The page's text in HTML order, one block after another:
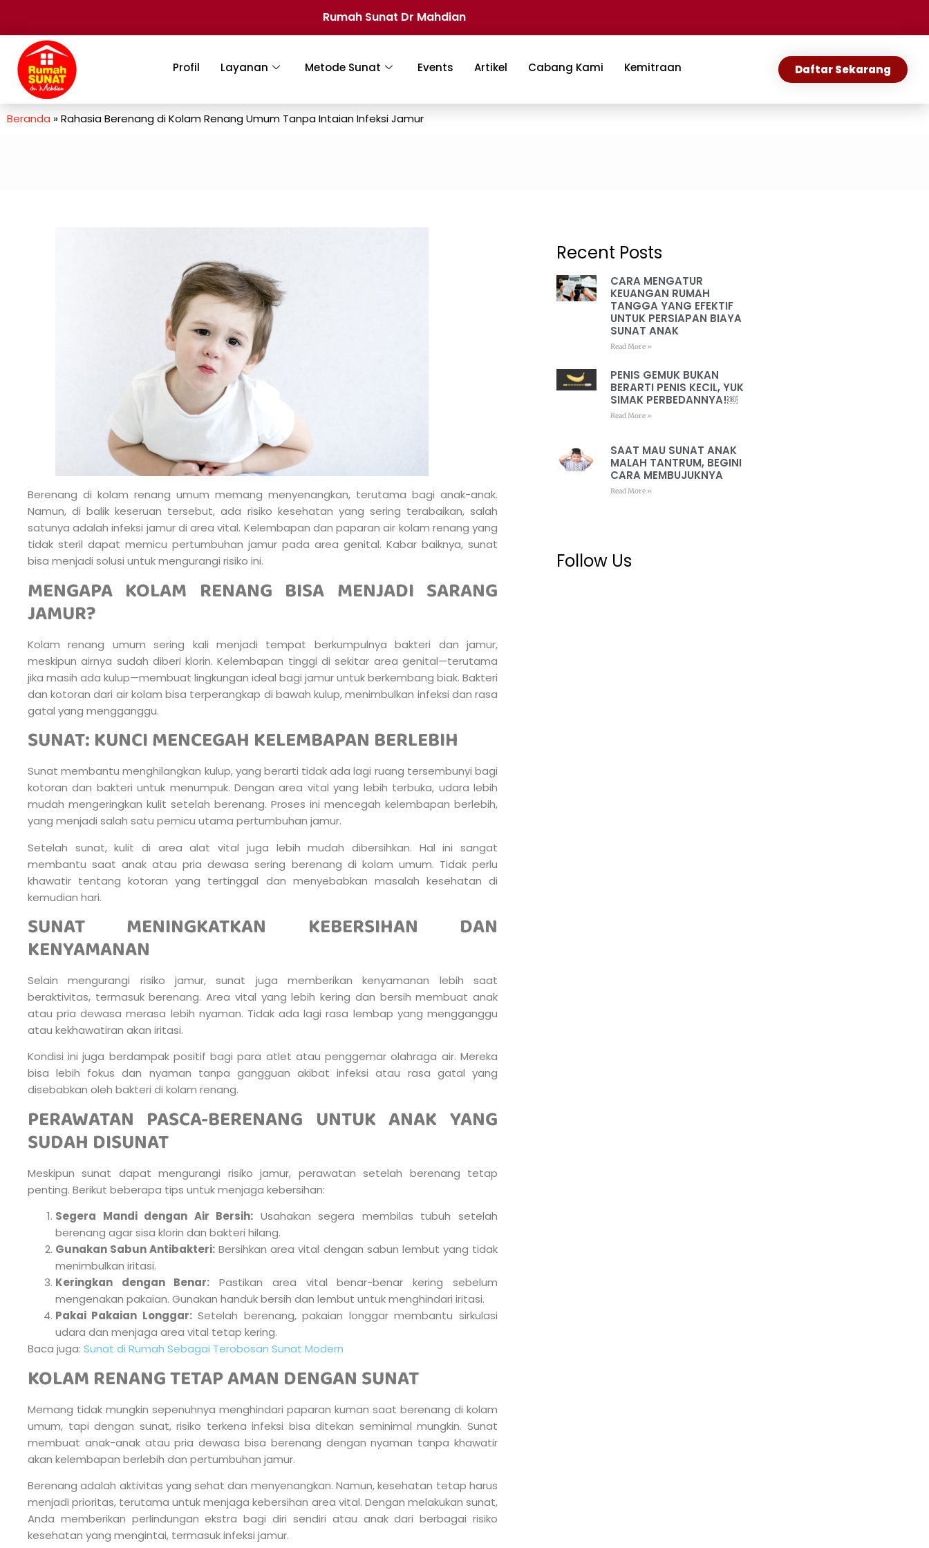
Rumah Sunat Dr Mahdian
Profil Layanan Metode Sunat Events Artikel Cabang Kami Kemitraan Daftar Sekarang
Beranda »Rahasia Berenang di Kolam Renang Umum Tanpa Intaian Infeksi Jamur
Berenang di kolam renang umum memang menyenangkan, terutama bagi anak-anak.
Namun, di balik keseruan tersebut, ada risiko kesehatan yang sering terabaikan, salah
satunya adalah infeksi jamur di area vital. Kelembapan dan paparan air kolam renang yang
tidak steril dapat memicu pertumbuhan jamur pada area genital. Kabar baiknya, sunat
bisa menjadi solusi untuk mengurangi risiko ini.
MENGAPA KOLAM RENANG BISA MENJADI SARANG
JAMUR?
Kolam renang umum sering kali menjadi tempat berkumpulnya bakteri dan jamur,
meskipun airnya sudah diberi klorin. Kelembapan tinggi di sekitar area genital—terutama
jika masih ada kulup—membuat lingkungan ideal bagi jamur untuk berkembang biak. Bakteri
dan kotoran dari air kolam bisa terperangkap di bawah kulup, menimbulkan infeksi dan rasa
gatal yang mengganggu.
SUNAT: KUNCI MENCEGAH KELEMBAPAN BERLEBIH
Sunat membantu menghilangkan kulup, yang berarti tidak ada lagi ruang tersembunyi bagi
kotoran dan bakteri untuk menumpuk. Dengan area vital yang lebih terbuka, udara lebih
mudah mengeringkan kulit setelah berenang. Proses ini mencegah kelembapan berlebih,
yang menjadi salah satu pemicu utama pertumbuhan jamur.
Setelah sunat, kulit di area alat vital juga lebih mudah dibersihkan. Hal ini sangat
membantu saat anak atau pria dewasa sering berenang di kolam umum. Tidak perlu
khawatir tentang kotoran yang tertinggal dan menyebabkan masalah kesehatan di
kemudian hari.
SUNAT MENINGKATKAN KEBERSIHAN DAN
KENYAMANAN
Selain mengurangi risiko jamur, sunat juga memberikan kenyamanan lebih saat
beraktivitas, termasuk berenang. Area vital yang lebih kering dan bersih membuat anak
atau pria dewasa merasa lebih nyaman. Tidak ada lagi rasa lembap yang mengganggu
atau kekhawatiran akan iritasi.
Kondisi ini juga berdampak positif bagi para atlet atau penggemar olahraga air. Mereka
bisa lebih fokus dan nyaman tanpa gangguan akibat infeksi atau rasa gatal yang
disebabkan oleh bakteri di kolam renang.
PERAWATAN PASCA-BERENANG UNTUK ANAK YANG
SUDAH DISUNAT
Meskipun sunat dapat mengurangi risiko jamur, perawatan setelah berenang tetap
penting. Berikut beberapa tips untuk menjaga kebersihan:
Segera Mandi dengan Air Bersih: Usahakan segera membilas tubuh setelah
berenang agar sisa klorin dan bakteri hilang.
Gunakan Sabun Antibakteri: Bersihkan area vital dengan sabun lembut yang tidak
menimbulkan iritasi.
Keringkan dengan Benar: Pastikan area vital benar-benar kering sebelum
mengenakan pakaian. Gunakan handuk bersih dan lembut untuk menghindari iritasi.
Pakai Pakaian Longgar: Setelah berenang, pakaian longgar membantu sirkulasi
udara dan menjaga area vital tetap kering.
Baca juga: Sunat di Rumah Sebagai Terobosan Sunat Modern
KOLAM RENANG TETAP AMAN DENGAN SUNAT
Memang tidak mungkin sepenuhnya menghindari paparan kuman saat berenang di kolam
umum, tapi dengan sunat, risiko terkena infeksi bisa ditekan seminimal mungkin. Sunat
membuat anak-anak atau pria dewasa bisa berenang dengan nyaman tanpa khawatir
akan kelembapan berlebih dan pertumbuhan jamur.
Berenang adalah aktivitas yang sehat dan menyenangkan. Namun, kesehatan tetap harus
menjadi prioritas, terutama untuk menjaga kebersihan area vital. Dengan melakukan sunat,
Anda memberikan perlindungan ekstra bagi diri sendiri atau anak dari berbagai risiko
kesehatan yang mengintai, termasuk infeksi jamur.
Recent Posts
CARA MENGATUR
KEUANGAN RUMAH
TANGGA YANG EFEKTIF
UNTUK PERSIAPAN BIAYA
SUNAT ANAK
Read More »
PENIS GEMUK BUKAN
BERARTI PENIS KECIL, YUK
SIMAK PERBEDANNYA!￼
Read More »
SAAT MAU SUNAT ANAK
MALAH TANTRUM, BEGINI
CARA MEMBUJUKNYA
Read More »
Follow Us